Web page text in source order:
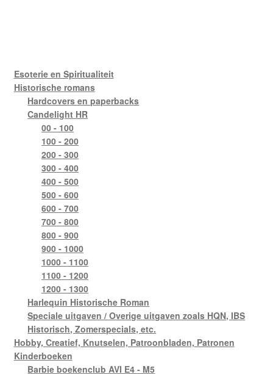
Esoterie en Spiritualiteit
Historische romans
Hardcovers en paperbacks
Candelight HR
00 - 100
100 - 200
200 - 300
300 - 400
400 - 500
500 - 600
600 - 700
700 - 800
800 - 900
900 - 1000
1000 - 1100
1100 - 1200
1200 - 1300
Harlequin Historische Roman
Speciale uitgaven / Overige uitgaven zoals HQN, IBS
Historisch, Zomerspecials, etc.
Hobby, Creatief, Knutselen, Patroonbladen, Patronen
Kinderboeken
Barbie boekenclub AVI E4 - M5